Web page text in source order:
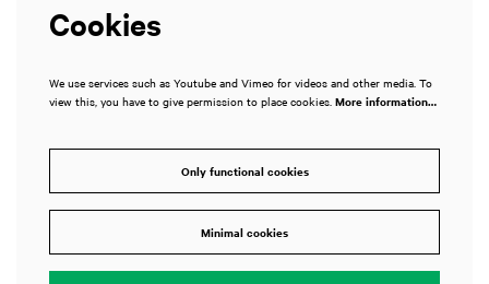
Cookies
We use services such as Youtube and Vimeo for videos and other media. To
view this, you have to give permission to place cookies. More information…
Only functional cookies
Minimal cookies